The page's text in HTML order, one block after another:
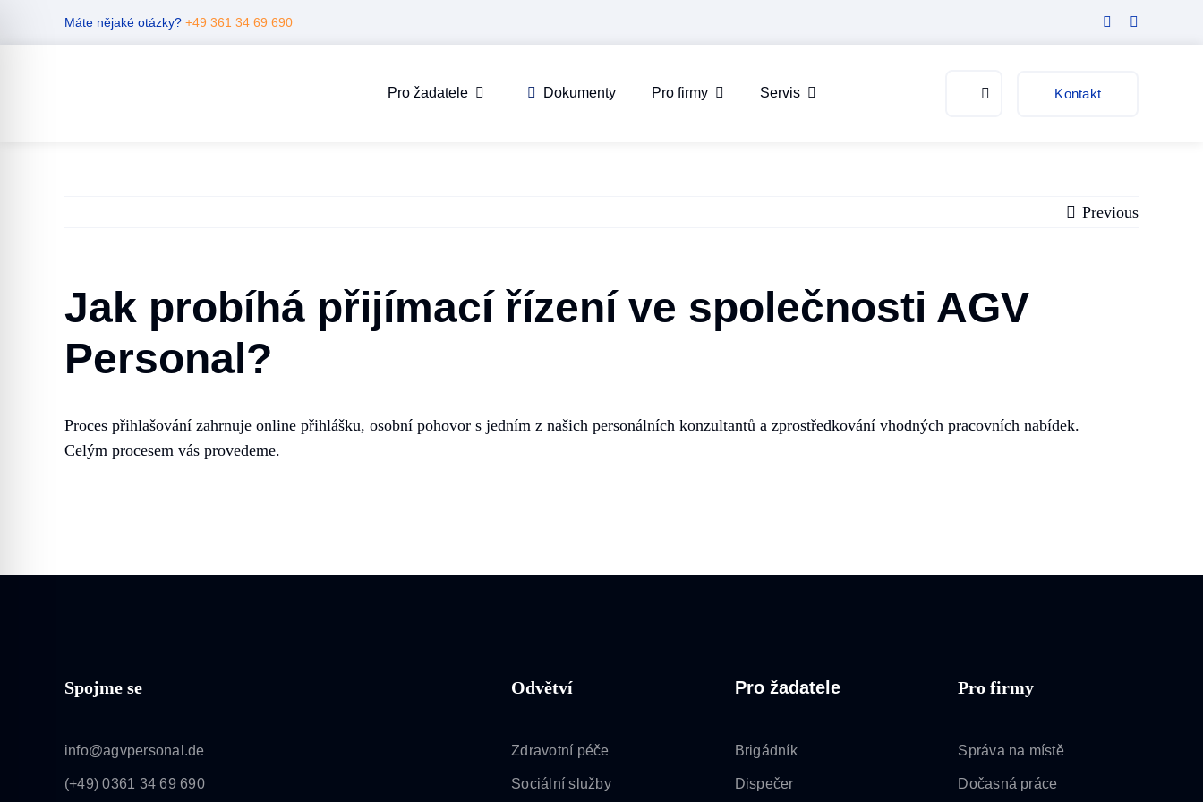
Máte nějaké otázky? +49 361 34 69 690
Pro žadatele Dokumenty Pro firmy Servis Kontakt
Previous
Jak probíhá přijímací řízení ve společnosti AGV
Personal?
Proces přihlašování zahrnuje online přihlášku, osobní pohovor s jedním z našich personálních konzultantů a zprostředkování vhodných pracovních nabídek.
Celým procesem vás provedeme.
Spojme se
info@agvpersonal.de
(+49) 0361 34 69 690
Odvětví
Zdravotní péče
Sociální služby
Pro žadatele
Brigádník
Dispečer
Pro firmy
Správa na místě
Dočasná práce